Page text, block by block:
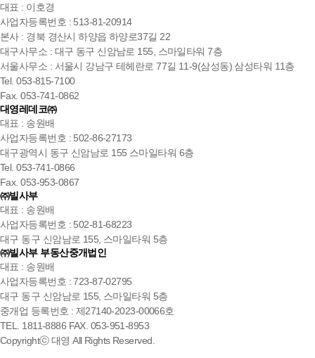
대표 : 이호경
사업자등록번호 : 513-81-20914
본사 : 경북 경산시 하양읍 하양로37길 22
대구사무소 : 대구 동구 신암남로 155, 스마일타워 7층
서울사무소 : 서울시 강남구 테헤란로 77길 11-9(삼성동) 삼성타워 11층
Tel. 053-815-7100
Fax. 053-741-0862
대영레데코㈜
대표 : 송원배
사업자등록번호 : 502-86-27173
대구광역시 동구 신암남로 155 스마일타워 6층
Tel. 053-741-0866
Fax. 053-953-0867
㈜빌사부
대표 : 송원배
사업자등록번호 : 502-81-68223
대구 동구 신암남로 155, 스마일타워 5층
㈜빌사부 부동산중개법인
대표 : 송원배
사업자등록번호 : 723-87-02795
대구 동구 신암남로 155, 스마일타워 5층
중개업 등록번호 : 제27140-2023-00066호
TEL. 1811-8886 FAX. 053-951-8953
Copyrightⓒ 대영 All Rights Reserved.